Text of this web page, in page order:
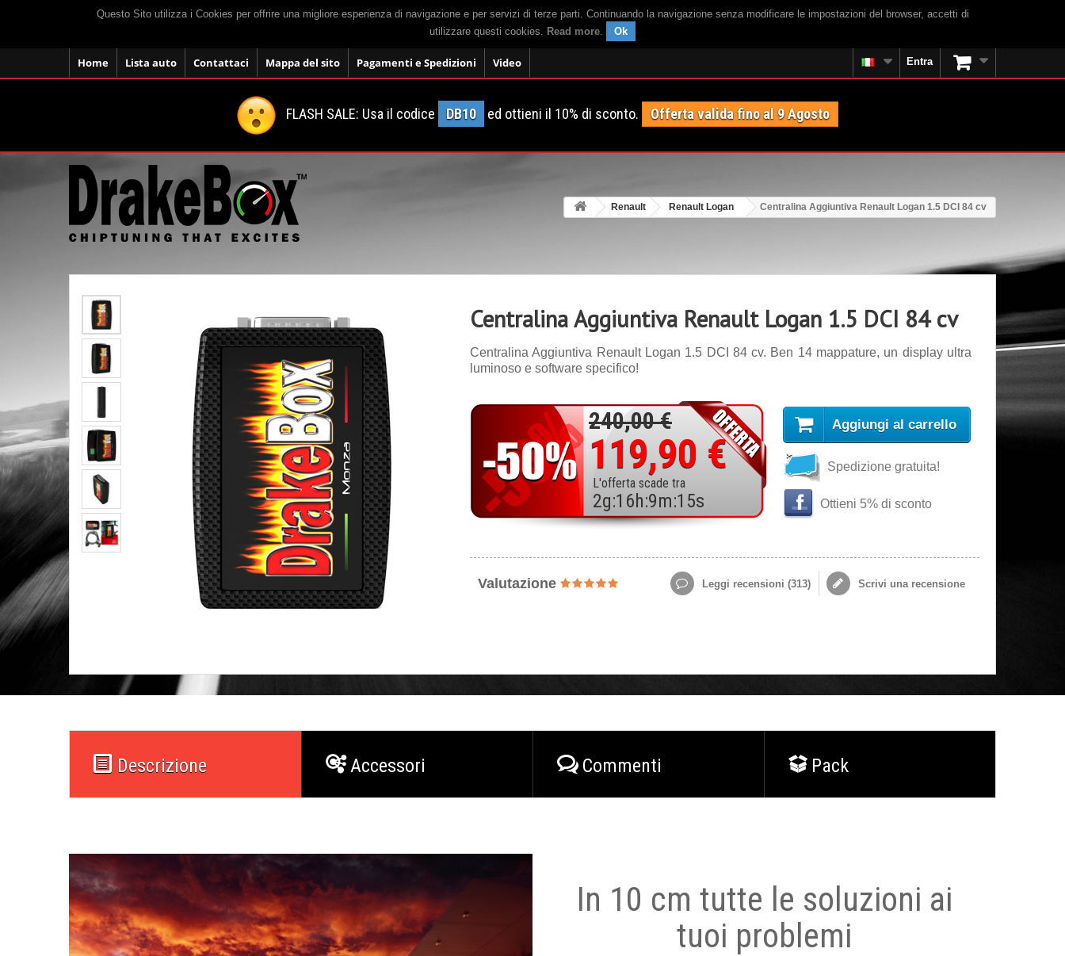
Questo Sito utilizza i Cookies per offrire una migliore esperienza di navigazione e per servizi di terze parti. Continuando la navigazione senza modificare le impostazioni del browser, accetti di
utilizzare questi cookies. Read more. Ok
Home Lista auto Contattaci Mappa del sito Pagamenti e Spedizioni Video Entra
FLASH SALE: Usa il codice DB10 ed ottieni il 10% di sconto. Offerta valida fino al 9 Agosto
Renault Renault Logan Centralina Aggiuntiva Renault Logan 1.5 DCI 84 cv
Centralina Aggiuntiva Renault Logan 1.5 DCI 84 cv
Centralina Aggiuntiva Renault Logan 1.5 DCI 84 cv. Ben 14 mappature, un display ultra
luminoso e software specifico!
240,00 €
119,90 €
L'offerta scade tra
2g:16h:9m:13s
Aggiungi al carrello
Spedizione gratuita!
Ottieni 5% di sconto
Valutazione Leggi recensioni (313) Scrivi una recensione
Descrizione Accessori Commenti Pack
In 10 cm tutte le soluzioni ai
tuoi problemi